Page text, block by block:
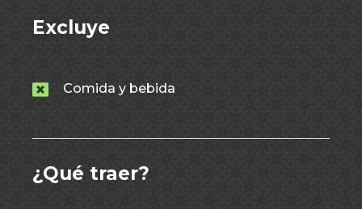
Excluye
Comida y bebida
¿Qué traer?